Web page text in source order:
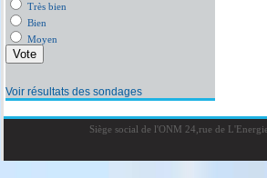
Très bien
Bien
Moyen
Voir résultats des sondages
Siège social de l'ONM 24,rue de